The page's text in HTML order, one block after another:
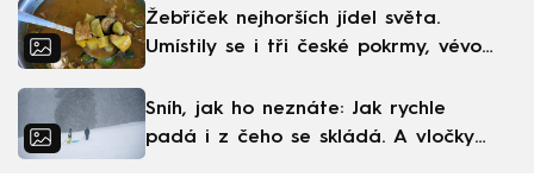
Žebříček nejhorších jídel světa.
Umístily se i tři české pokrmy, vévodí
Sníh, jak ho neznáte: Jak rychle
padá i z čeho se skládá. A vločky